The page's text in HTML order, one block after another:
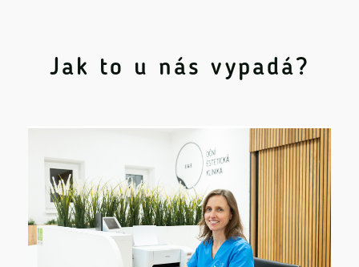
Jak to u nás vypadá?